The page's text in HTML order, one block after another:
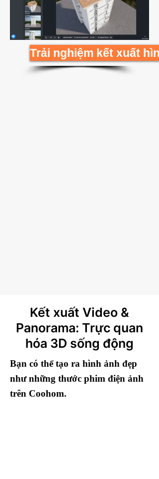
Trải nghiệm kết xuất
Kết xuất Video &
Panorama: Trực quan
hóa 3D sống động
Bạn có thể tạo ra hình ảnh đẹp
như những thước phim điện ảnh
trên Coohom.